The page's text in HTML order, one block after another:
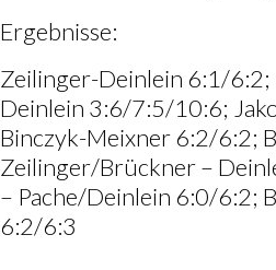
Ergebnisse:
Zeilinger-Deinlein 6:1/6:2;
Deinlein 3:6/7:5/10:6;
Binczyk-Meixner 6:2/6:2;
Zeilinger/Brückner –
– Pache/Deinlein 6:0/6:2;
6:2/6:3